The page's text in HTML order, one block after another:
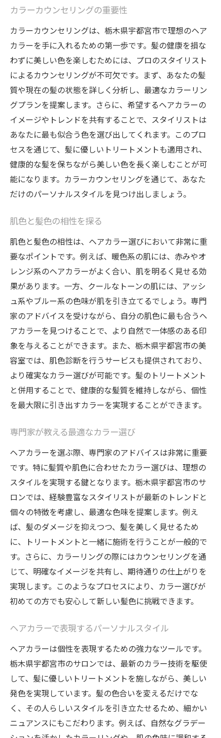
カラーカウンセリングの重要性
カラーカウンセリングは、栃木県宇都宮市で理想のヘア
カラーを手に入れるための第一歩です。髪の健康を損な
わずに美しい色を楽しむためには、プロのスタイリスト
によるカウンセリングが不可欠です。まず、あなたの髪
質や現在の髪の状態を詳しく分析し、最適なカラーリン
グプランを提案します。さらに、希望するヘアカラーの
イメージやトレンドを共有することで、スタイリストは
あなたに最も似合う色を選び出してくれます。このプロ
セスを通じて、髪に優しいトリートメントも適用され、
健康的な髪を保ちながら美しい色を長く楽しむことが可
能になります。カラーカウンセリングを通じて、あなた
だけのパーソナルスタイルを見つけ出しましょう。
肌色と髪色の相性を探る
肌色と髪色の相性は、ヘアカラー選びにおいて非常に重
要なポイントです。例えば、暖色系の肌には、赤みやオ
レンジ系のヘアカラーがよく合い、肌を明るく見せる効
果があります。一方、クールなトーンの肌には、アッシ
ュ系やブルー系の色味が肌を引き立てるでしょう。専門
家のアドバイスを受けながら、自分の肌色に最も合うヘ
アカラーを見つけることで、より自然で一体感のある印
象を与えることができます。また、栃木県宇都宮市の美
容室では、肌色診断を行うサービスも提供されており、
より確実なカラー選びが可能です。髪のトリートメント
と併用することで、健康的な髪質を維持しながら、個性
を最大限に引き出すカラーを実現することができます。
専門家が教える最適なカラー選び
ヘアカラーを選ぶ際、専門家のアドバイスは非常に重要
です。特に髪質や肌色に合わせたカラー選びは、理想の
スタイルを実現する鍵となります。栃木県宇都宮市のサ
ロンでは、経験豊富なスタイリストが最新のトレンドと
個々の特徴を考慮し、最適な色味を提案します。例え
ば、髪のダメージを抑えつつ、髪を美しく見せるため
に、トリートメントと一緒に施術を行うことが一般的で
す。さらに、カラーリングの際にはカウンセリングを通
じて、明確なイメージを共有し、期待通りの仕上がりを
実現します。このようなプロセスにより、カラー選びが
初めての方でも安心して新しい髪色に挑戦できます。
ヘアカラーで表現するパーソナルスタイル
ヘアカラーは個性を表現するための強力なツールです。
栃木県宇都宮市のサロンでは、最新のカラー技術を駆使
して、髪に優しいトリートメントを施しながら、美しい
発色を実現しています。髪の色合いを変えるだけでな
く、その人らしいスタイルを引き立たせるため、細かい
ニュアンスにもこだわります。例えば、自然なグラデー